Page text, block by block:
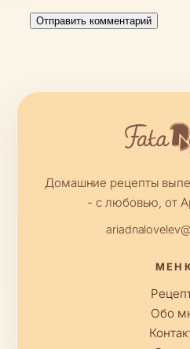
Домашние рецепты
- с любовью, от
Обо